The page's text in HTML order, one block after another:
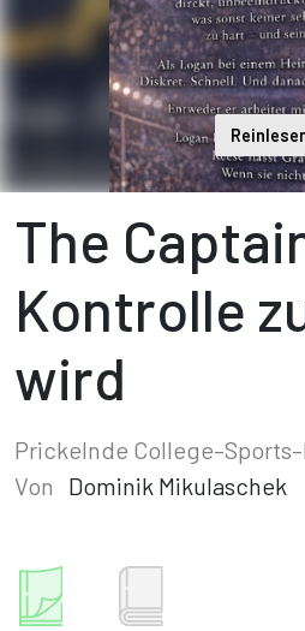
The
Kontrolle
wird
Prickelnde
Von
Dominik Mikulaschek